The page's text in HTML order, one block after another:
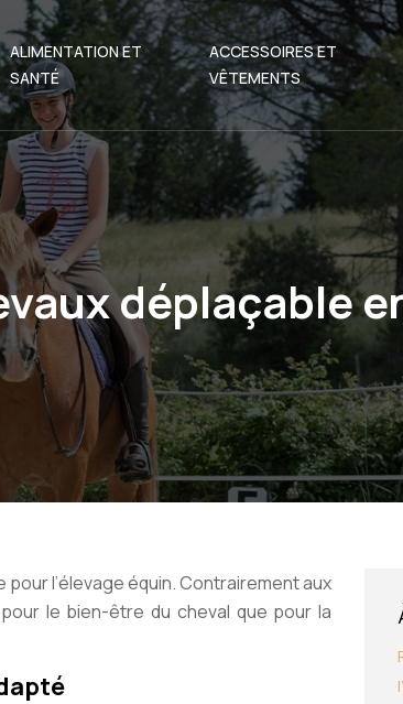
ALIMENTATION ET
SANTÉ
ACCESSOIRES ET
VÊTEMENTS
déplaçable
l’élevage équin. Contrairement aux
le bien-être du cheval que pour la